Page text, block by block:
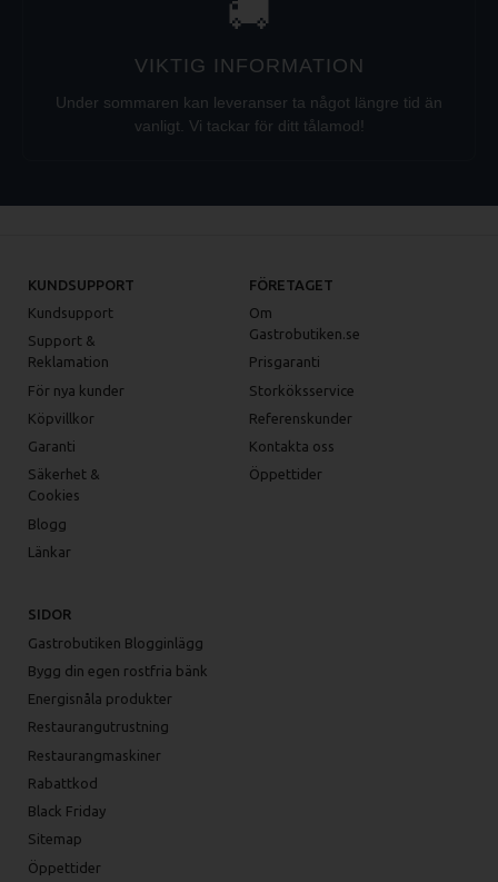
🚚
VIKTIG INFORMATION
Under sommaren kan leveranser ta något längre tid än
vanligt. Vi tackar för ditt tålamod!
KUNDSUPPORT
Kundsupport
Support &
Reklamation
För nya kunder
Köpvillkor
Garanti
Säkerhet &
Cookies
Blogg
Länkar
FÖRETAGET
Om
Gastrobutiken.se
Prisgaranti
Storköksservice
Referenskunder
Kontakta oss
Öppettider
SIDOR
Gastrobutiken Blogginlägg
Bygg din egen rostfria bänk
Energisnåla produkter
Restaurangutrustning
Restaurangmaskiner
Rabattkod
Black Friday
Sitemap
Öppettider